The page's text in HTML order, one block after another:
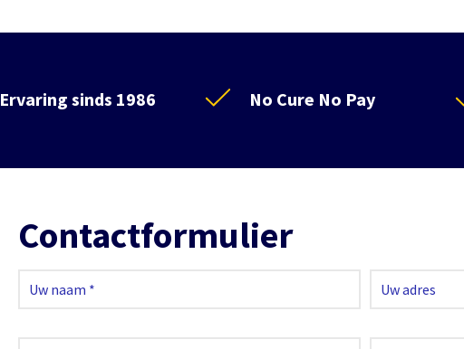
Ervaring sinds 1986 No Cure No Pay
Contactformulier